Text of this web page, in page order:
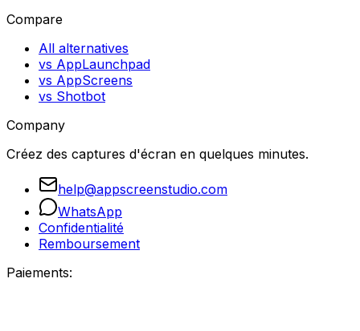
Compare
All alternatives
vs AppLaunchpad
vs AppScreens
vs Shotbot
Company
Créez des captures d'écran en quelques minutes.
help@appscreenstudio.com
WhatsApp
Confidentialité
Remboursement
Paiements: